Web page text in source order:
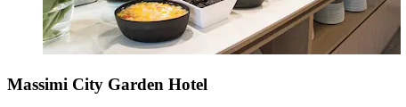
Massimi City Garden Hotel